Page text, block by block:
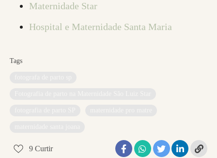
Maternidade Star
Hospital e Maternidade Santa Maria
Tags
9 Curtir